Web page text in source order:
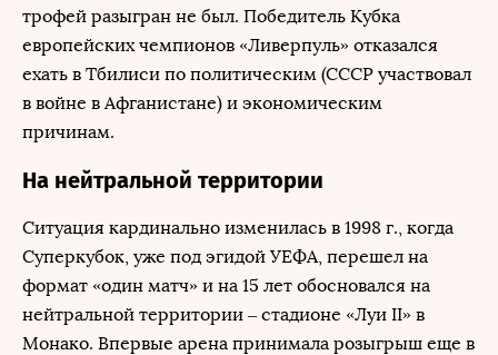
трофей разыгран не был. Победитель Кубка
европейских чемпионов «Ливерпуль» отказался
ехать в Тбилиси по политическим (СССР участвовал
в войне в Афганистане) и экономическим
причинам.
На нейтральной территории
Ситуация кардинально изменилась в 1998 г., когда
Суперкубок, уже под эгидой УЕФА, перешел на
формат «один матч» и на 15 лет обосновался на
нейтральной территории – стадионе «Луи II» в
Монако. Впервые арена принимала розыгрыш еще в